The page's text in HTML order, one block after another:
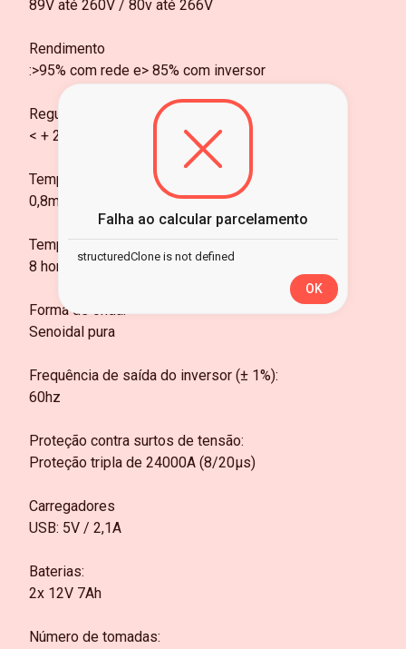
89V até 260V / 80v até 266V
Rendimento
:>95% com rede e> 85% com inversor
Regulação de saída do inversor:
< + 2% com carga linear
Tempo de acionamento do inversor:
0,8ms
Tempo de carga da bateria interna (até 80%):
8 horas
Forma de onda:
Senoidal pura
Frequência de saída do inversor (± 1%):
60hz
Proteção contra surtos de tensão:
Proteção tripla de 24000A (8/20µs)
Carregadores
USB: 5V / 2,1A
Baterias:
2x 12V 7Ah
Número de tomadas:
Falha ao calcular parcelamento
structuredClone is not defined
OK